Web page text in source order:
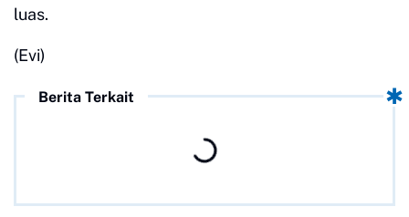
luas.
(Evi)
Berita Terkait